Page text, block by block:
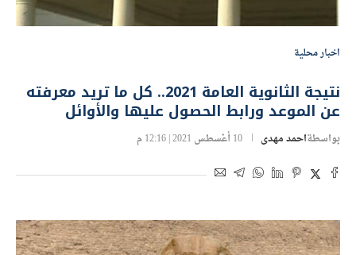
اخبار محلية
نتيجة الثانوية العامة 2021.. كل ما تريد معرفته
عن الموعد ورابط الحصول عليها والأوائل
بواسطةاحمد مهدى 10 أغسطس 2021 | 12:16 م